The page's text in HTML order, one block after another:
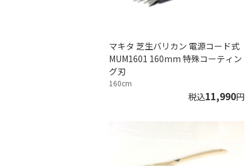
マキタ 芝生バリカン 電源コード式
MUM1601 160mm 特殊コーティン
グ刃
160cm
税込11,990円